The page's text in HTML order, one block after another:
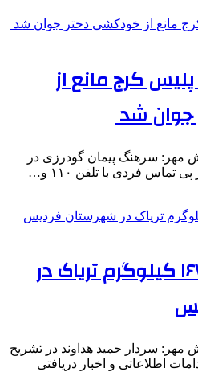
کرج مانع از
شد
مهر: سرهنگ پیمان گودرزی در
تماس فردی با تلفن ۱۱۰ و…
کشف بیش از ۱۶۷ کیلوگرم تریاک در
مهر: سردار حمید هداوند در تشریح
اطلاعاتی و اخبار دریافتی